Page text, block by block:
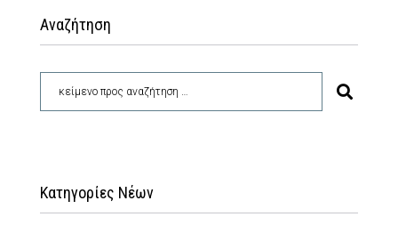
Αναζήτηση
Κατηγορίες Νέων